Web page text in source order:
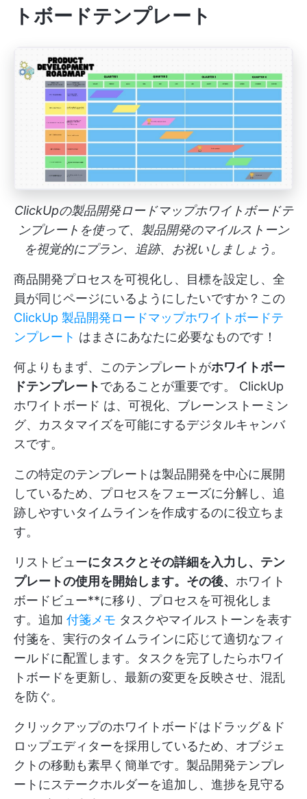
トボードテンプレート
ClickUpの製品開発ロードマップホワイトボードテ
ンプレートを使って、製品開発のマイルストーン
を視覚的にプラン、追跡、お祝いしましょう。
商品開発プロセスを可視化し、目標を設定し、全
員が同じページにいるようにしたいですか？この
ClickUp 製品開発ロードマップホワイトボードテ
ンプレート はまさにあなたに必要なものです！
何よりもまず、このテンプレートがホワイトボー
ドテンプレートであることが重要です。 ClickUp
ホワイトボード は、可視化、ブレーンストーミン
グ、カスタマイズを可能にするデジタルキャンバ
スです。
この特定のテンプレートは製品開発を中心に展開
しているため、プロセスをフェーズに分解し、追
跡しやすいタイムラインを作成するのに役立ちま
す。
リストビューにタスクとその詳細を入力し、テン
プレートの使用を開始します。その後、 ホワイト
ボードビュー**に移り、プロセスを可視化しま
す。追加 付箋メモ タスクやマイルストーンを表す
付箋を、実行のタイムラインに応じて適切なフィ
ールドに配置します。タスクを完了したらホワイ
トボードを更新し、最新の変更を反映させ、混乱
を防ぐ。
クリックアップのホワイトボードはドラッグ＆ド
ロップエディターを採用しているため、オブジェ
クトの移動も素早く簡単です。製品開発テンプレ
ートにステークホルダーを追加し、進捗を見守る